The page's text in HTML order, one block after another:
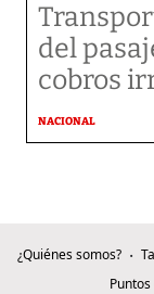
del
cobros
NACIONAL
¿Quiénes somos?